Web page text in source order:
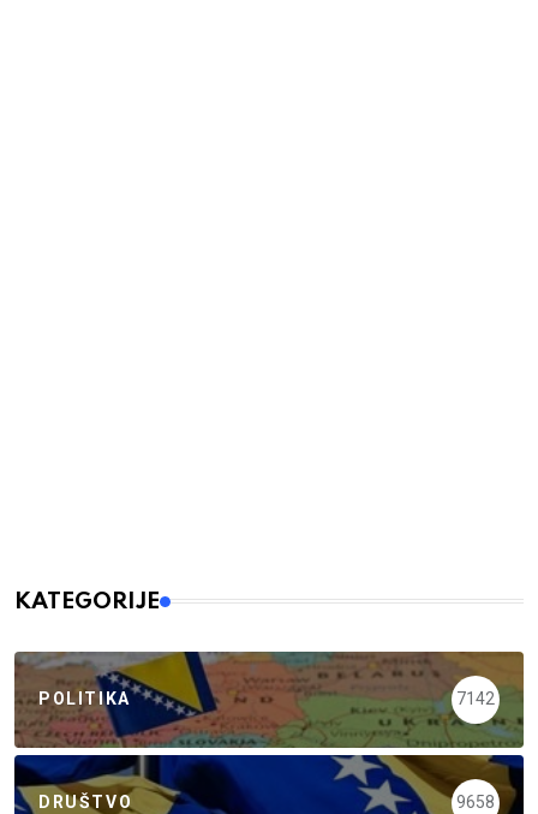
KATEGORIJE
POLITIKA 7142
DRUŠTVO 9658